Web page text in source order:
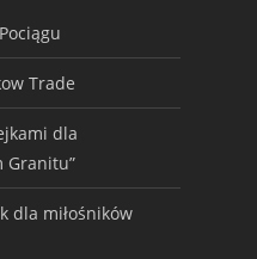
Trade
dla
Granitu”
dla miłośników